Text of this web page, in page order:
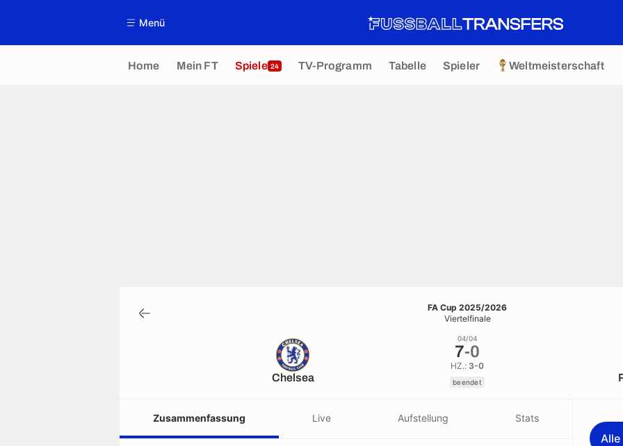
Menü
Home Mein FT Spiele 24 TV-Programm Tabelle Spieler Weltmeisterschaft
FA Cup 2025/2026
Viertelfinale
Chelsea
04/04
7-0
HZ.: 3-0
beendet
Zusammenfassung Live Aufstellung Stats
Alle